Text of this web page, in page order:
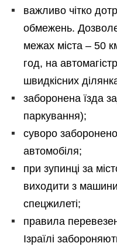
важливо чітко
обмежень.
межах міста – 50
год, на
швидкісних
заборонена їзда
паркування);
суворо
автомобіля;
при зупинці за
виходити з
спецжилеті;
правила
Ізраїлі